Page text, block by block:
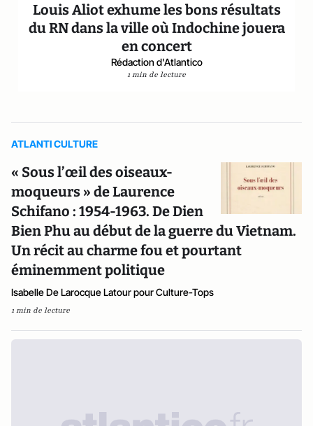
Louis Aliot exhume les bons résultats
du RN dans la ville où Indochine jouera
en concert
Rédaction d'Atlantico
1 min de lecture
ATLANTI CULTURE
« Sous l’œil des oiseaux-
moqueurs » de Laurence
Schifano : 1954-1963. De Dien
Bien Phu au début de la guerre du Vietnam.
Un récit au charme fou et pourtant
éminemment politique
Isabelle De Larocque Latour pour Culture-Tops
1 min de lecture